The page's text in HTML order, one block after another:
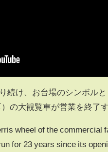
続け、お台場のシンボル
の大観覧車が営業を終了
wheel of the commercial
for 23 years since its